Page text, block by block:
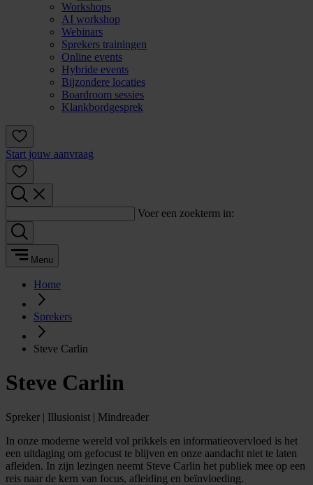
Workshops
AI workshop
Webinars
Sprekers trainingen
Online events
Hybride events
Bijzondere locaties
Boardroom sessies
Klankbordgesprek
Start jouw aanvraag
Voer een zoekterm in:
Menu
Home
Sprekers
Steve Carlin
Steve Carlin
Spreker | Illusionist | Mindreader
In onze moderne wereld vol prikkels en informatieovervloed is het
een uitdaging om gefocust te blijven en onze aandacht niet te laten
afleiden. In zijn lezingen neemt Steve Carlin het publiek mee op een
reis naar de kern van focus, afleiding en beïnvloeding.